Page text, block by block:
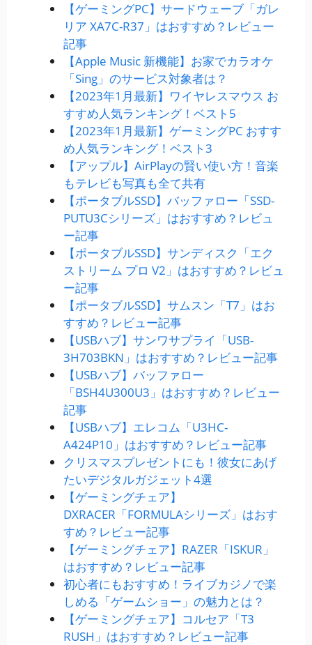
【ゲーミングPC】サードウェーブ「ガレ
リア XA7C-R37」はおすすめ？レビュー
記事
【Apple Music 新機能】お家でカラオケ
「Sing」のサービス対象者は？
【2023年1月最新】ワイヤレスマウス お
すすめ人気ランキング！ベスト5
【2023年1月最新】ゲーミングPC おすす
め人気ランキング！ベスト3
【アップル】AirPlayの賢い使い方！音楽
もテレビも写真も全て共有
【ポータブルSSD】バッファロー「SSD-
PUTU3Cシリーズ」はおすすめ？レビュ
ー記事
【ポータブルSSD】サンディスク「エク
ストリーム プロ V2」はおすすめ？レビュ
ー記事
【ポータブルSSD】サムスン「T7」はお
すすめ？レビュー記事
【USBハブ】サンワサプライ「USB-
3H703BKN」はおすすめ？レビュー記事
【USBハブ】バッファロー
「BSH4U300U3」はおすすめ？レビュー
記事
【USBハブ】エレコム「U3HC-
A424P10」はおすすめ？レビュー記事
クリスマスプレゼントにも！彼女にあげ
たいデジタルガジェット4選
【ゲーミングチェア】
DXRACER「FORMULAシリーズ」はおす
すめ？レビュー記事
【ゲーミングチェア】RAZER「ISKUR」
はおすすめ？レビュー記事
初心者にもおすすめ！ライブカジノで楽
しめる「ゲームショー」の魅力とは？
【ゲーミングチェア】コルセア「T3
RUSH」はおすすめ？レビュー記事